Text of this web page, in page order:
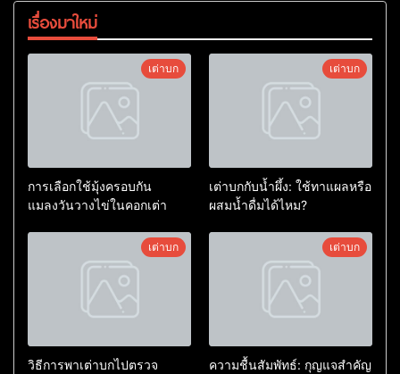
เรื่องมาใหม่
เต่าบก
การเลือกใช้มุ้งครอบกัน
แมลงวันวางไข่ในคอกเต่า
เต่าบก
เต่าบกกับน้ำผึ้ง: ใช้ทาแผลหรือ
ผสมน้ำดื่มได้ไหม?
เต่าบก
วิธีการพาเต่าบกไปตรวจ
เต่าบก
ความชื้นสัมพัทธ์: กุญแจสำคัญ